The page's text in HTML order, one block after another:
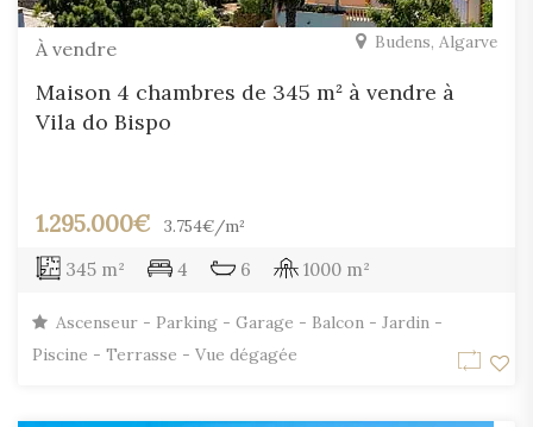
À vendre Budens, Algarve
Maison 4 chambres de 345 m² à vendre à
Vila do Bispo
1.295.000€ 3.754€/m²
345 m² 4 6 1000 m²
Ascenseur - Parking - Garage - Balcon - Jardin -
Piscine - Terrasse - Vue dégagée